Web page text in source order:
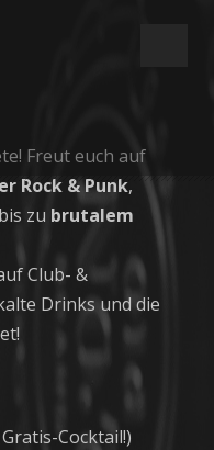
Freut euch auf
Rock & Punk,
bis zu brutalem
Club- &
Drinks und die
Cocktail!)